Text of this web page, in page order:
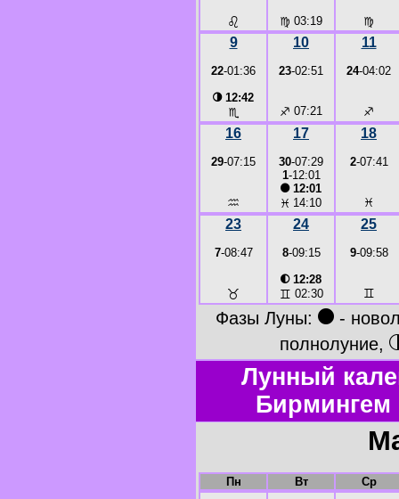
♌ ♍ 03:19 ♍
9
22-01:36
◑12:42
♏
10
23-02:51
♐ 07:21
11
24-04:02
♐
16
29-07:15
♒
17
30-07:29
1-12:01
●12:01
♓ 14:10
18
2-07:41
♓
23
7-08:47
♉
24
8-09:15
◐12:28
♊ 02:30
25
9-09:58
♊
Фазы Луны: ● -
полнолуние,
Лунный
Бирмингем
Пн Вт Ср